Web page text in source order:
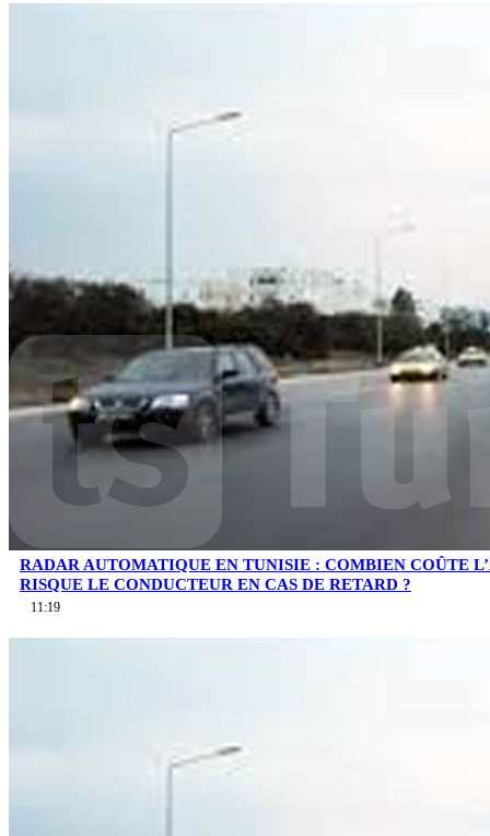
RADAR AUTOMATIQUE EN TUNISIE : COMBIEN COÛTE
RISQUE LE CONDUCTEUR EN CAS DE RETARD ?
11:19